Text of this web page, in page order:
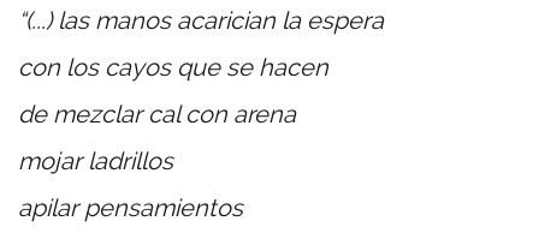
“(...) las manos acarician la espera
con los cayos que se hacen
de mezclar cal con arena
mojar ladrillos
apilar pensamientos